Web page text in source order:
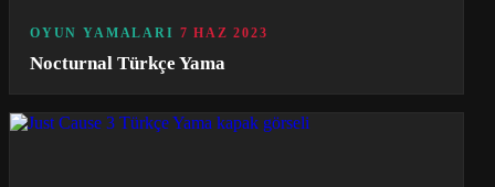
OYUN YAMALARI 7 HAZ 2023
Nocturnal Türkçe Yama